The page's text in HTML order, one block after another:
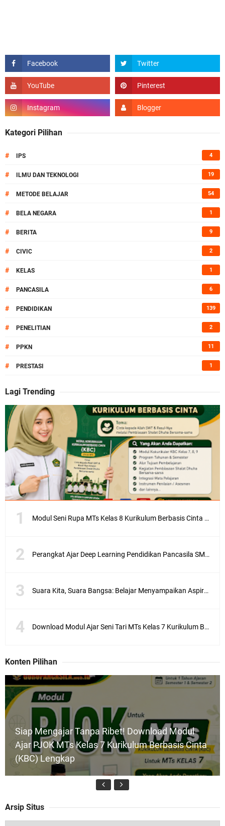
Kategori Pilihan
# IPS 4
# ILMU DAN TEKNOLOGI 19
# METODE BELAJAR 54
# BELA NEGARA 1
# BERITA 9
# CIVIC 2
# KELAS 1
# PANCASILA 6
# PENDIDIKAN 139
# PENELITIAN 2
# PPKN 11
# PRESTASI 1
Lagi Trending
Modul Seni Rupa MTs Kelas 8 Kurikulum Berbasis Cinta (KBC) Terlengkap Semester 1 dan 2
Perangkat Ajar Deep Learning Pendidikan Pancasila SMA/MA Kelas X, XI, XII Lengkap
Suara Kita, Suara Bangsa: Belajar Menyampaikan Aspirasi dengan Bijak
Download Modul Ajar Seni Tari MTs Kelas 7 Kurikulum Berbasis Cinta (KBC) Lengkap Semester 1 & 2
Konten Pilihan
Siap Mengajar Tanpa Ribet! Download Modul
Ajar PJOK MTs Kelas 7 Kurikulum Berbasis Cinta
(KBC) Lengkap
Arsip Situs